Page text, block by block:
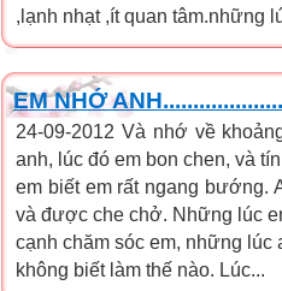
,lạnh nhạt ,ít quan tâm.những
EM NHỚ
24-09-2012 Và nhớ về
anh, lúc đó em bon chen, và
em biết em rất ngang bướng.
và được che chở. Những lúc
cạnh chăm sóc em, những lúc
không biết làm thế nào. Lúc...